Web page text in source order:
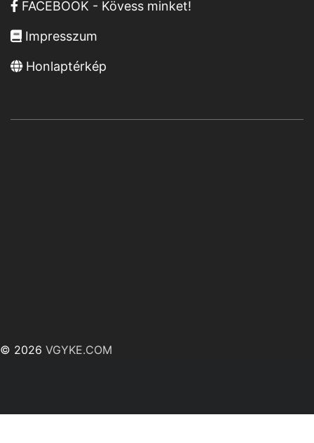
FACEBOOK - Kövess minket!
Impresszum
Honlaptérkép
© 2026 VGYKE.COM